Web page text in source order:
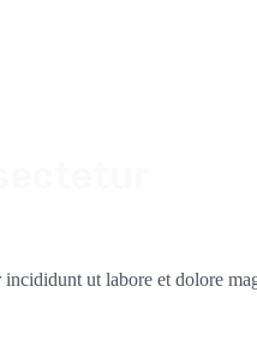
ut labore et dolore